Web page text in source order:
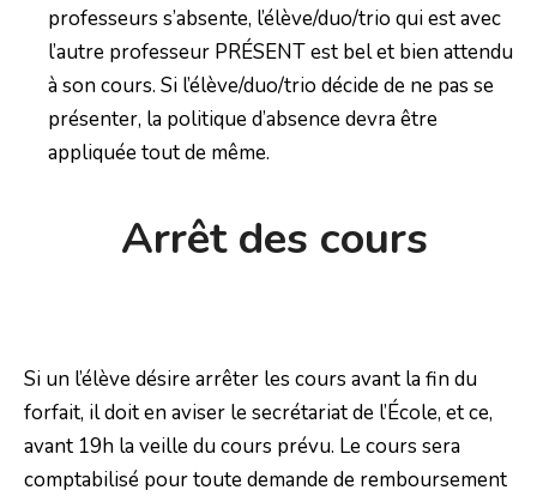
professeurs s’absente, l’élève/duo/trio qui est avec
l’autre professeur PRÉSENT est bel et bien attendu
à son cours. Si l’élève/duo/trio décide de ne pas se
présenter, la politique d’absence devra être
appliquée tout de même.
Arrêt des cours
Si un l’élève désire arrêter les cours avant la fin du
forfait, il doit en aviser le secrétariat de l’École, et ce,
avant 19h la veille du cours prévu. Le cours sera
comptabilisé pour toute demande de remboursement